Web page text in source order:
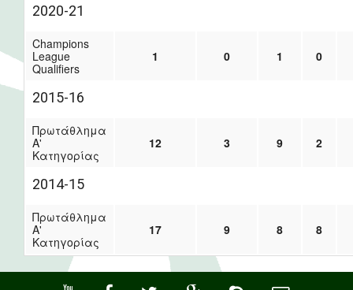
2020-21
Champions
League
Qualifiers
1 0 1 0
2015-16
Πρωτάθλημα
Α'
Κατηγορίας
12 3 9 2
2014-15
Πρωτάθλημα
Α'
Κατηγορίας
17 9 8 8